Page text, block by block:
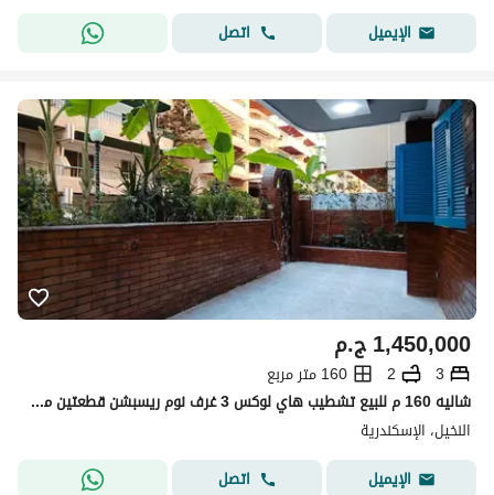
الإيميل
اتصل
ج.م1,450,000
3
2
160 متر مربع
شاليه 160 م للبيع تشطيب هاي لوكس 3 غرف نوم ريسبشن قطعتين مطبخ 2 حمام حمام سباحه خاص جنينه ترأس كبير بالاسكندريه العجمي الكيلو21 بشاطئ النخيل 5 نمره بحر بموقع متميز جدا
النخيل، الإسكندرية
الإيميل
اتصل